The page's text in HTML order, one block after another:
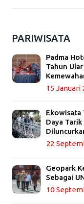
PARIWISATA
Padma
Tahun
15 Januari
Ekowisata
Daya
22
Geopark
Sebagai
10